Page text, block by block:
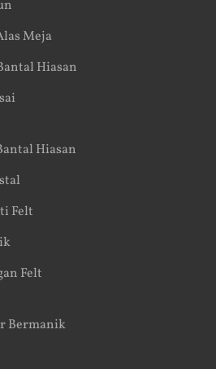
Meja
Hiasan
Hiasan
Felt
Felt
Bermanik